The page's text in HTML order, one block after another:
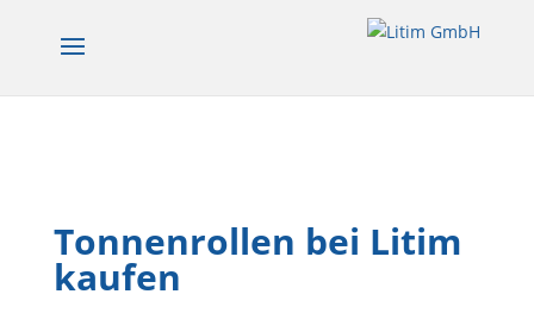
Tonnenrollen bei Litim
kaufen